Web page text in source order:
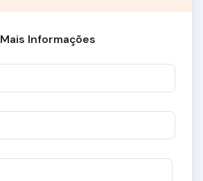
Mais Informações